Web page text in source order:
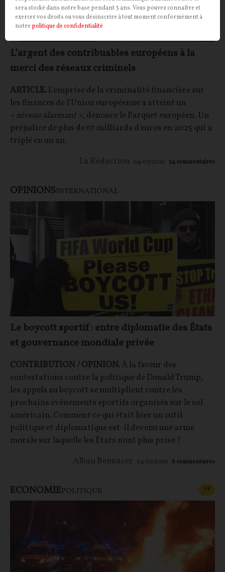
L’argent des contribuables européens à la
merci des réseaux criminels
ARTICLE.L’emprise de la criminalité financière sur
les finances de l’Union européenne a atteint un
« niveau alarmant », dénonce le Parquet européen. Un
préjudice de plus de 67 milliards d’euros en 2025 qui a
triplé en un an.
La Rédaction 04/03/2026 24commentaires
OPINIONSINTERNATIONAL
Le boycott sportif : entre diplomatie des États
et gouvernance mondiale privée
CONTRIBUTION / OPINION.À la faveur des
contestations contre la politique de Donald Trump,
les appels au boycott se multiplient contre les
prochains évènements sportifs organisés sur le sol
américain. Comment ce qui était hier un outil
politique et diplomatique est-il devenu une arme
morale sur laquelle les États n'ont plus prise ?
Alban Bennacer 04/02/2026 8 commentaires
ECONOMIEPOLITIQUE FP
sera stocké dans notre base pendant 3 ans. Vous pouvez connaître et
exercer vos droits ou vous désinscrire à tout moment conformément à
notre politique de confidentialité